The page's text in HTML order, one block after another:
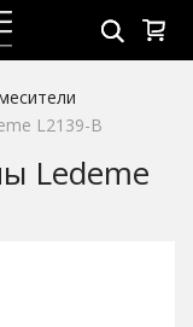
L2139-B
Ledeme